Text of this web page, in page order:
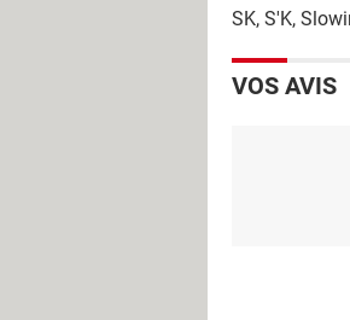
SK, S'K,
VOS AVIS